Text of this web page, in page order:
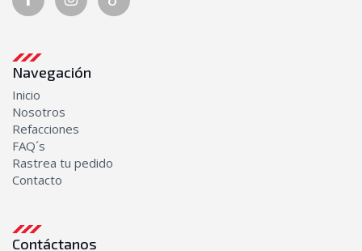
Navegación
Inicio
Nosotros
Refacciones
FAQ´s
Rastrea tu pedido
Contacto
Contáctanos